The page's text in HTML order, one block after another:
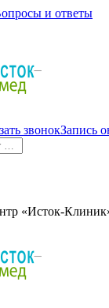
и ответы
звонокЗапись
«Исток-